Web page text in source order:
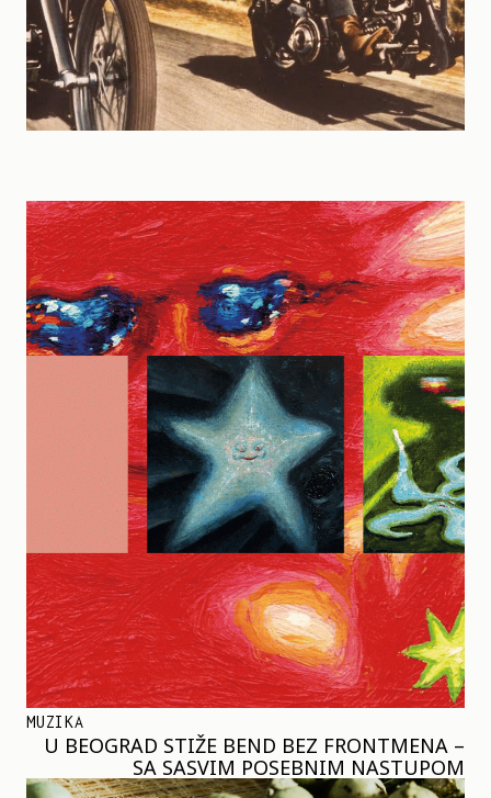
MUZIKA
U BEOGRAD STIŽE BEND BEZ FRONTMENA –
SA SASVIM POSEBNIM NASTUPOM